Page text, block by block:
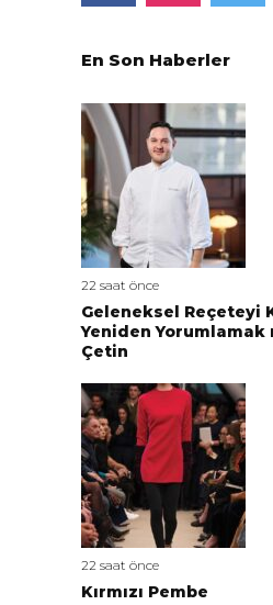
En Son Haberler
22 saat önce
Geleneksel Reçeteyi
Yeniden Yorumlamak
Çetin
22 saat önce
Kırmızı Pembe